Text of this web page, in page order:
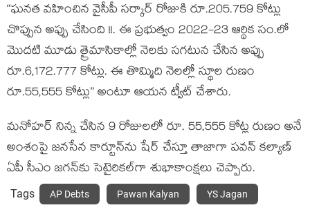
“ఘనత వహించిన వైసీపీ సర్కార్ రోజుకి రూ.205.759 కోట్లు
చొప్పున అప్పు చేసింది !!. ఈ ప్రభుత్వం 2022-23 ఆర్థిక సం.లో
మొదటి మూడు త్రైమాసికాల్లో నెలకు సగటున చేసిన అప్పు
రూ.6,172.777 కోట్లు. ఈ తొమ్మిది నెలల్లో స్థూల రుణం
రూ.55,555 కోట్లు” అంటూ ఆయన ట్వీట్ చేశారు.
మనోహర్ నిన్న చేసిన 9 రోజులలో రూ. 55,555 కోట్ల రుణం అనే
అంశంపై జనసేన కార్టూన్‌ను షేర్ చేస్తూ తాజాగా పవన్ కల్యాణ్
ఏపీ సీఎం జగన్‌కు సెటైరికల్‌గా శుభాకాంక్షలు చెప్పారు.
Tags AP Debts Pawan Kalyan YS Jagan